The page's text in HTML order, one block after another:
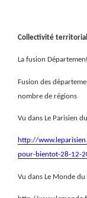
Collectivité
La fusion
Fusion des
nombre de régions
Vu dans Le Parisien
http://
pour-bientot-28-12-
Vu dans Le Monde